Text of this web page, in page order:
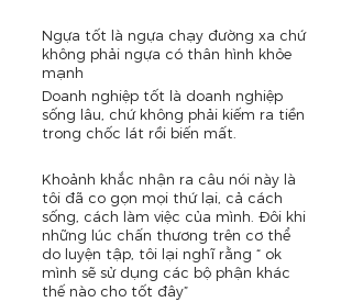
Ngựa tốt là ngựa chạy đường xa chứ
không phải ngựa có thân hình khỏe
mạnh
Doanh nghiệp tốt là doanh nghiệp
sống lâu, chứ không phải kiếm ra tiền
trong chốc lát rồi biến mất.
Khoảnh khắc nhận ra câu nói này là
tôi đã co gọn mọi thứ lại, cả cách
sống, cách làm việc của mình. Đôi khi
những lúc chấn thương trên cơ thể
do luyện tập, tôi lại nghĩ rằng “ ok
mình sẽ sử dụng các bộ phận khác
thế nào cho tốt đây”